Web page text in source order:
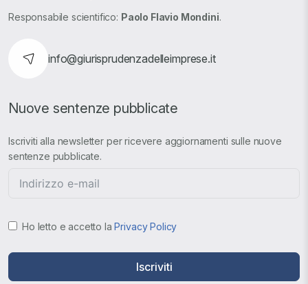
Responsabile scientifico: Paolo Flavio Mondini.
info@giurisprudenzadelleimprese.it
Nuove sentenze pubblicate
Iscriviti alla newsletter per ricevere aggiornamenti sulle nuove
sentenze pubblicate.
Ho letto e accetto laPrivacy Policy
Iscriviti